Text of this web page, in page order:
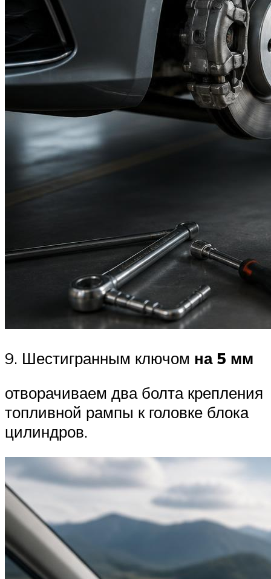
9. Шестигранным ключом на 5 мм
отворачиваем два болта крепления
топливной рампы к головке блока
цилиндров.